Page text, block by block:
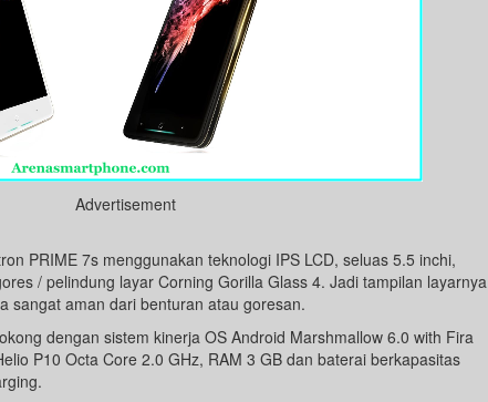
Advertisement
PRIME 7s menggunakan teknologi IPS LCD, seluas 5.5 inchi,
/ pelindung layar Corning Gorilla Glass 4. Jadi tampilan layarnya
sangat aman dari benturan atau goresan.
dengan sistem kinerja OS Android Marshmallow 6.0 with Fira
P10 Octa Core 2.0 GHz, RAM 3 GB dan baterai berkapasitas